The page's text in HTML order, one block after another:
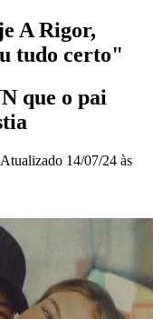
A Rigor,
tudo certo"
que o pai
Atualizado 14/07/24 às